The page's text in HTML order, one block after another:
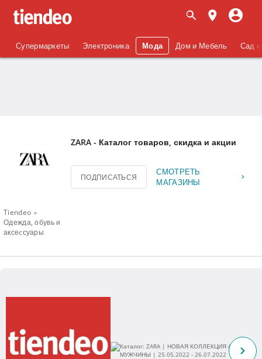
Супермаркеты Электроника Мода Дом и Мебель Сад
Tiendeo
Одежда, обувь и
аксеcсуары
ZARA - Каталог товаров, скидка и акции
ПОДПИСАТЬСЯ
СМОТРЕТЬ
МАГАЗИНЫ